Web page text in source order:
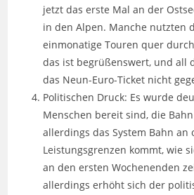
jetzt das erste Mal an der
in den Alpen. Manche nutzten
einmonatige Touren quer
das ist begrüßenswert, und all
das Neun-Euro-Ticket nicht
Politischen Druck: Es wurde
Menschen bereit sind, die
allerdings das System Bahn an
Leistungsgrenzen kommt, wie
an den ersten Wochenenden
allerdings erhöht sich der